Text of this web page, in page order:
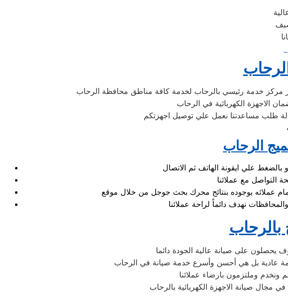
خدمة رئيسي بالرحاب لخدمة كافة مناطق محافظة الرحاب
الاجهزة الكهربائية في الرحاب
الرحاب
عملائه بوجوده بنتائج محرك بحث جوجل من خلال موقع
على صيانة عالية الجودة دائما
عادية بل هي أحسن وأسرع خدمة صيانة في الرحاب
ونخدم وملتزمون بارضاء عملائنا
مجال صيانة الاجهزة الكهربائية بالرحاب